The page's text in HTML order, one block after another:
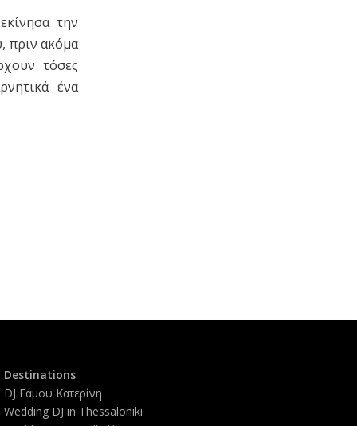
την
πριν ακόμα
τόσες
ένα
Destinations
DJ Γάμου Κατερίνη
Wedding DJ in Thessaloniki